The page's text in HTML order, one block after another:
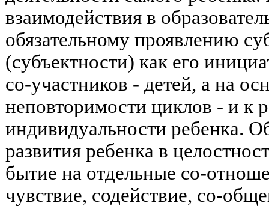
взаимодействия в
обязательному проявлению
(субъектности) как его
со-участников - детей, а на
неповторимости циклов - и к
индивидуальности ребенка.
развития ребенка в
бытие на отдельные со-
чувствие, содействие, со-